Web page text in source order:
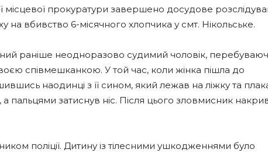
місцевої прокуратури завершено досудове
вбивство 6-місячного хлопчика у смт. Нікольське.
раніше неодноразово судимий чоловік,
співмешканкою. У той час, коли жінка пішла до
наодинці з її сином, який лежав на ліжку та
пальцями затиснув ніс. Після цього зловмисник
поліції. Дитину із тілесними ушкодженнями було